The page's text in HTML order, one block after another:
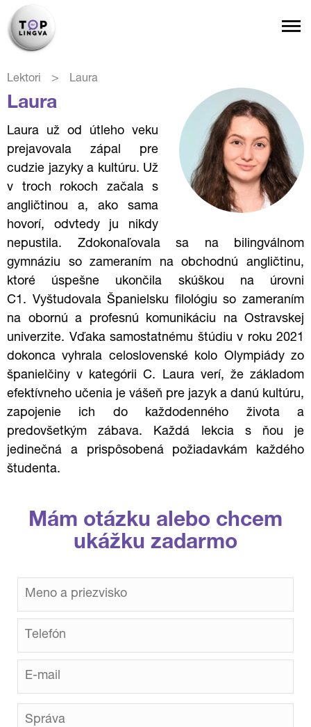
Lektori > Laura
Laura
Laura už od útleho veku
prejavovala zápal pre
cudzie jazyky a kultúru. Už
v troch rokoch začala s
angličtinou a, ako sama
hovorí, odvtedy ju nikdy
nepustila. Zdokonaľovala sa na bilingválnom
gymnáziu so zameraním na obchodnú angličtinu,
ktoré úspešne ukončila skúškou na úrovni
C1. Vyštudovala Španielsku filológiu so zameraním
na obornú a profesnú komunikáciu na Ostravskej
univerzite. Vďaka samostatnému štúdiu v roku 2021
dokonca vyhrala celoslovenské kolo Olympiády zo
španielčiny v kategórii C. Laura verí, že základom
efektívneho učenia je vášeň pre jazyk a danú kultúru,
zapojenie ich do každodenného života a
predovšetkým zábava. Každá lekcia s ňou je
jedinečná a prispôsobená požiadavkám každého
študenta.
Mám otázku alebo chcem
ukážku zadarmo